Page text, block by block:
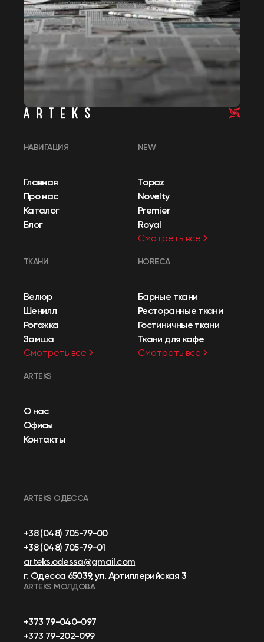
НАВИГАЦИЯ
Главная
Про нас
Каталог
Блог
NEW
Topaz
Novelty
Premier
Royal
Смотреть все
ТКАНИ
Велюр
Шенилл
Рогожка
Замша
Смотреть все
HORECA
Барные ткани
Ресторанные ткани
Гостиничные ткани
Ткани для кафе
Смотреть все
ARTEKS
О нас
Офисы
Контакты
ARTEKS ОДЕССА
+38 (048) 705-79-00
+38 (048) 705-79-01
arteks.odessa@gmail.com
г. Одесса 65039, ул. Артиллерийская 3
ARTEKS МОЛДОВА
+373 79-040-097
+373 79-202-099